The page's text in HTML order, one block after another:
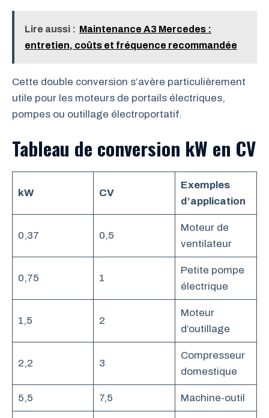
Lire aussi : Maintenance A3 Mercedes :
entretien, coûts et fréquence recommandée
Cette double conversion s’avère particulièrement
utile pour les moteurs de portails électriques,
pompes ou outillage électroportatif.
Tableau de conversion kW en CV
kW CV
Exemples
d’application
0,37 0,5
Moteur de
ventilateur
0,75 1
Petite pompe
électrique
1,5 2
Moteur
d’outillage
2,2 3
Compresseur
domestique
5,5 7,5 Machine-outil